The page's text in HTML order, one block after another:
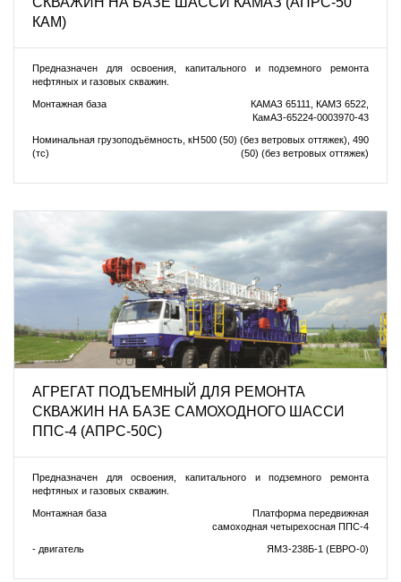
КАМ)
Предназначен для освоения, капитального и подземного ремонта
нефтяных и газовых скважин.
Монтажная база
КАМАЗ 65111, КАМЗ 6522,
КамАЗ-65224-0003970-43
Номинальная грузоподъёмность, кН
(тс)
500 (50) (без ветровых оттяжек), 490
(50) (без ветровых оттяжек)
АГРЕГАТ ПОДЪЕМНЫЙ ДЛЯ РЕМОНТА
СКВАЖИН НА БАЗЕ САМОХОДНОГО ШАССИ
ППС-4 (АПРС-50С)
Предназначен для освоения, капитального и подземного ремонта
нефтяных и газовых скважин.
Монтажная база
Платформа передвижная
самоходная четырехосная ППС-4
- двигатель ЯМЗ-238Б-1 (ЕВРО-0)